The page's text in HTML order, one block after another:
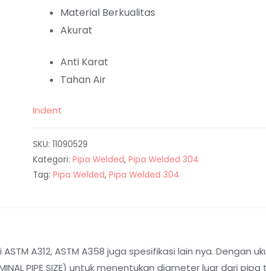
Material Berkualitas
Akurat
Anti Karat
Tahan Air
Indent
SKU: 11090529
Kategori: Pipa Welded, Pipa Welded 304
Tag: Pipa Welded, Pipa Welded 304
A312, ASTM A358 juga spesifikasi lain nya. Dengan
PIPE SIZE) untuk menentukan diameter luar dari